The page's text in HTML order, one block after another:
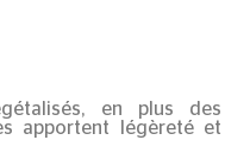
en plus des
apportent légèreté et